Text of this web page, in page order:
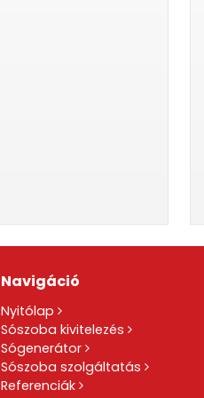
Navigáció
Nyitólap
Sószoba kivitelezés
Sógenerátor
Sószoba szolgáltatás
Referenciák